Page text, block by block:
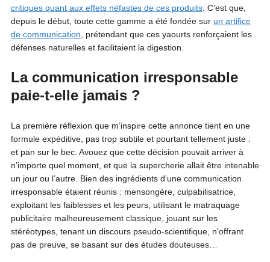
critiques quant aux effets néfastes de ces produits. C’est que,
depuis le début, toute cette gamme a été fondée sur un artifice
de communication , prétendant que ces yaourts renforçaient les
défenses naturelles et facilitaient la digestion.
La communication irresponsable
paie-t-elle jamais ?
La première réflexion que m’inspire cette annonce tient en une
formule expéditive, pas trop subtile et pourtant tellement juste :
et pan sur le bec. Avouez que cette décision pouvait arriver à
n’importe quel moment, et que la supercherie allait être intenable
un jour ou l’autre. Bien des ingrédients d’une communication
irresponsable étaient réunis : mensongère, culpabilisatrice,
exploitant les faiblesses et les peurs, utilisant le matraquage
publicitaire malheureusement classique, jouant sur les
stéréotypes, tenant un discours pseudo-scientifique, n’offrant
pas de preuve, se basant sur des études douteuses…